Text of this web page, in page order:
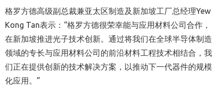
格罗方德高级副总裁兼亚太区制造及新加坡工厂总经理Yew
Kong Tan表示：“格罗方德很荣幸能与应用材料公司合作，
在新加坡推进光子技术创新。通过将我们在全球半导体制造
领域的专长与应用材料公司的前沿材料工程技术相结合，我
们正在提供创新的技术解决方案，以推动下一代器件的规模
化应用。”